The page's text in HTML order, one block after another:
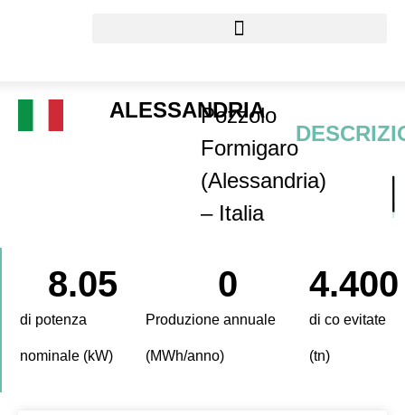
ALESSANDRIA
Pozzolo
Formigaro
(Alessandria)
– Italia
di potenza
nominale (kW)
8.05
Produzione annuale
(MWh/anno)
0
di co evitate
(tn)
4.400